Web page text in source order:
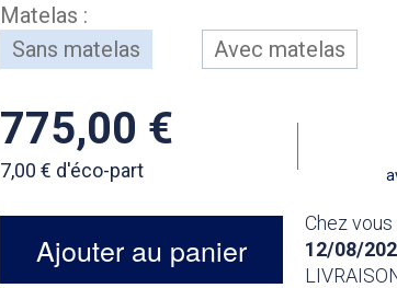
Matelas :
Sans matelas
Avec matelas
775,00
7,00 d'éco-part
Ajouter au panier
Chez
12/08/